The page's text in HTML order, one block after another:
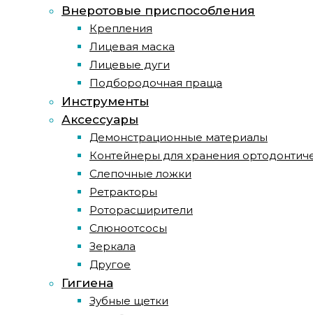
Внеротовые приспособления
Крепления
Лицевая маска
Лицевые дуги
Подбородочная праща
Инструменты
Аксессуары
Демонстрационные материалы
Контейнеры для хранения
Слепочные ложки
Ретракторы
Роторасширители
Слюноотсосы
Зеркала
Другое
Гигиена
Зубные щетки